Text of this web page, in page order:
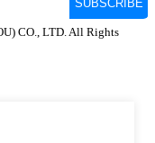
CO., LTD. All Rights